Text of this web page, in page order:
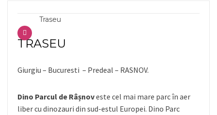
Traseu
TRASEU
Giurgiu – Bucuresti – Predeal – RASNOV.
Dino Parcul de Râșnoveste cel mai mare parc în aer
liber cu dinozauri din sud-estul Europei. Dino Parc